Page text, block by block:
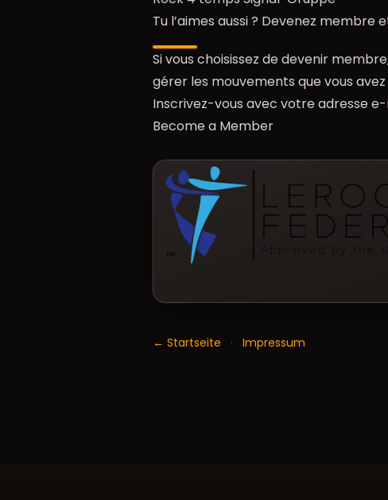
Tu l’aimes aussi ? Devenez membre
Si vous choisissez de devenir
gérer les mouvements que vous
Inscrivez-vous avec votre adresse
Become a Member
← Startseite · Impressum